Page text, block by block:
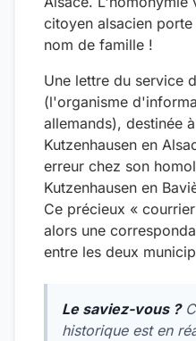
citoyen alsacien
nom de famille !
Une lettre du service
(l'organisme
allemands), destinée
Kutzenhausen en
erreur chez son
Kutzenhausen en
Ce précieux «
alors une
entre les deux
Le saviez-vous ?
historique est en